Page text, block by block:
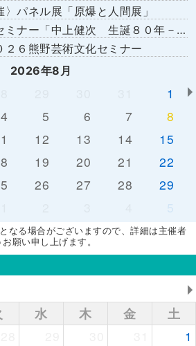
パネル展「原爆と人間展」
中上健次 生誕８０年－時代へのまなざし－」
２６熊野芸術文化セミナー
2026年8月
1
4 5 6 7
8
12 13 14
15
19 20 21
22
26 27 28
29
5
なる場合がございますので、詳細は主催者
願い申し上げます。
水 木 金
土
1